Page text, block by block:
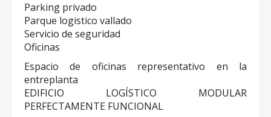
Parking privado
Parque logistico vallado
Servicio de seguridad
Oficinas
Espacio de oficinas representativo en la
entreplanta
EDIFICIO LOGÍSTICO MODULAR
PERFECTAMENTE FUNCIONAL